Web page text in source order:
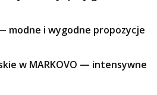
modne i wygodne propozycje
w MARKOVO — intensywne